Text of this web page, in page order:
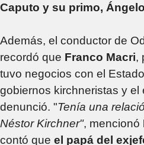
Caputo y su primo,
Además, el conductor de
recordó que Franco Macri,
tuvo negocios con el
gobiernos kirchneristas y el
denunció. "Tenía una
Néstor Kirchner", mencionó
contó que el papá del